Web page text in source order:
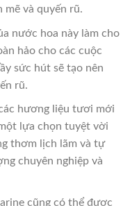
mẽ và quyến rũ.
nước hoa này làm cho
hảo cho các cuộc
sức hút sẽ tạo nên
rũ.
hương liệu tươi mới
lựa chọn tuyệt vời
thơm lịch lãm và tự
chuyên nghiệp và
cũng có thể được